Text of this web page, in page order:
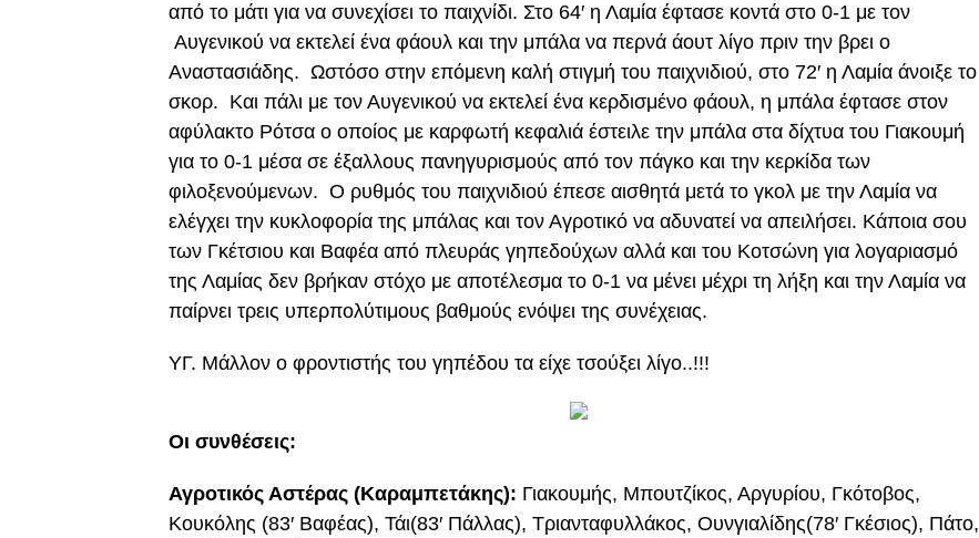
από το μάτι για να συνεχίσει το παιχνίδι. Στο 64′ η Λαμία έφτασε κοντά στο 0-1 με τον
Αυγενικού να εκτελεί ένα φάουλ και την μπάλα να περνά άουτ λίγο πριν την βρει ο
Αναστασιάδης. Ωστόσο στην επόμενη καλή στιγμή του παιχνιδιού, στο 72′ η Λαμία άνοιξε το
σκορ. Και πάλι με τον Αυγενικού να εκτελεί ένα κερδισμένο φάουλ, η μπάλα έφτασε στον
αφύλακτο Ρότσα ο οποίος με καρφωτή κεφαλιά έστειλε την μπάλα στα δίχτυα του Γιακουμή
για το 0-1 μέσα σε έξαλλους πανηγυρισμούς από τον πάγκο και την κερκίδα των
φιλοξενούμενων. Ο ρυθμός του παιχνιδιού έπεσε αισθητά μετά το γκολ με την Λαμία να
ελέγχει την κυκλοφορία της μπάλας και τον Αγροτικό να αδυνατεί να απειλήσει. Κάποια σου
των Γκέτσιου και Βαφέα από πλευράς γηπεδούχων αλλά και του Κοτσώνη για λογαριασμό
της Λαμίας δεν βρήκαν στόχο με αποτέλεσμα το 0-1 να μένει μέχρι τη λήξη και την Λαμία να
παίρνει τρεις υπερπολύτιμους βαθμούς ενόψει της συνέχειας.
ΥΓ. Μάλλον ο φροντιστής του γηπέδου τα είχε τσούξει λίγο..!!!
Οι συνθέσεις:
Αγροτικός Αστέρας (Καραμπετάκης): Γιακουμής, Μπουτζίκος, Αργυρίου, Γκότοβος,
Κουκόλης (83′ Βαφέας), Τάι(83′ Πάλλας), Τριανταφυλλάκος, Ουνγιαλίδης(78′ Γκέσιος), Πάτο,